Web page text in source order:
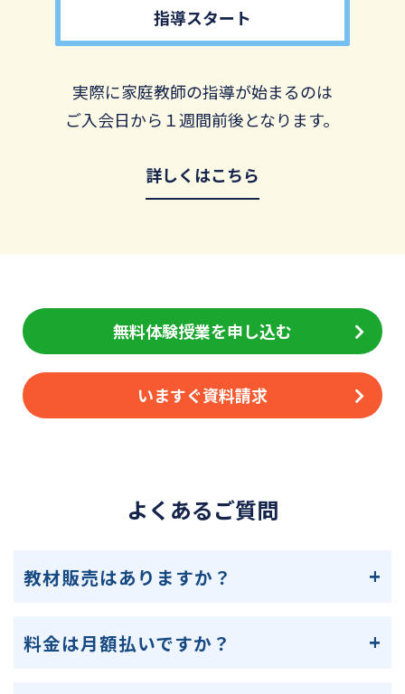
指導スタート
実際に家庭教師の指導が始まるのは
ご入会日から１週間前後となります。
詳しくはこちら
無料体験授業を申し込む
いますぐ資料請求
よくあるご質問
教材販売はありますか？
料金は月額払いですか？